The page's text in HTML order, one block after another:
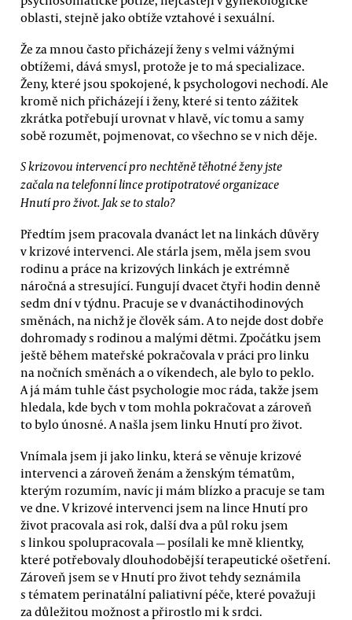
oblasti, stejně jako obtíže vztahové i sexuální.
Že za mnou často přicházejí ženy s velmi vážnými
obtížemi, dává smysl, protože je to má specializace.
Ženy, které jsou spokojené, k psychologovi nechodí. Ale
kromě nich přicházejí i ženy, které si tento zážitek
zkrátka potřebují urovnat v hlavě, víc tomu a samy
sobě rozumět, pojmenovat, co všechno se v nich děje.
S krizovou intervencí pro nechtěně těhotné ženy jste
začala na telefonní lince protipotratové organizace
Hnutí pro život. Jak se to stalo?
Předtím jsem pracovala dvanáct let na linkách důvěry
v krizové intervenci. Ale stárla jsem, měla jsem svou
rodinu a práce na krizových linkách je extrémně
náročná a stresující. Fungují dvacet čtyři hodin denně
sedm dní v týdnu. Pracuje se v dvanáctihodinových
směnách, na nichž je člověk sám. A to nejde dost dobře
dohromady s rodinou a malými dětmi. Zpočátku jsem
ještě během mateřské pokračovala v práci pro linku
na nočních směnách a o víkendech, ale bylo to peklo.
A já mám tuhle část psychologie moc ráda, takže jsem
hledala, kde bych v tom mohla pokračovat a zároveň
to bylo únosné. A našla jsem linku Hnutí pro život.
Vnímala jsem ji jako linku, která se věnuje krizové
intervenci a zároveň ženám a ženským tématům,
kterým rozumím, navíc ji mám blízko a pracuje se tam
ve dne. V krizové intervenci jsem na lince Hnutí pro
život pracovala asi rok, další dva a půl roku jsem
s linkou spolupracovala — posílali ke mně klientky,
které potřebovaly dlouhodobější terapeutické ošetření.
Zároveň jsem se v Hnutí pro život tehdy seznámila
s tématem perinatální paliativní péče, které považuji
za důležitou možnost a přirostlo mi k srdci.